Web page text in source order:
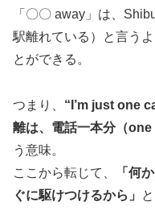
「〇〇 away」は、
駅離れている）と言う
とができる。
つまり、 “I’m just one
離は、電話一本分（one
う意味。
ここから転じて、
「何
ぐに駆けつけるから」